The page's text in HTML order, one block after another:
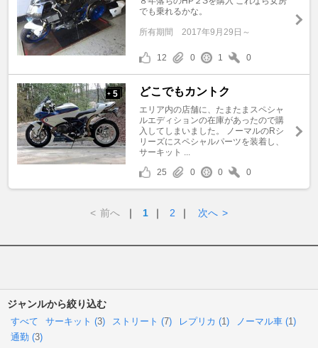
でも乗れるかな。
所有期間 2017年9月29日～
12 0 1 0
+ 5 どこでもカントク
エリア内の店舗に、たまたまスペシャ
ルエディションの在庫があったので購
入してしまいました。 ノーマルのRシ
リーズにスペシャルパーツを装着し、
サーキット ...
25
0 0 0
< 前へ ｜ 1 ｜ 2 ｜ 次へ >
ジャンルから絞り込む
すべて サーキット (3) ストリート (7) レプリカ (1) ノーマル車 (1)
通勤 (3)